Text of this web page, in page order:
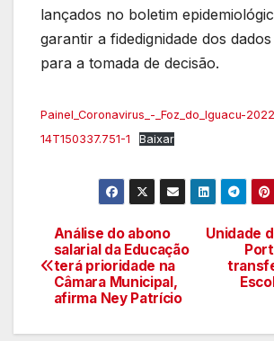
lançados no boletim
garantir a fidedignidade dos
para a tomada de decisão.
Painel_Coronavirus_-_Foz_do_Iguacu-
14T150337.751-1
Baixar
Navegação
de
artigos
Unidade
Análise do abono
salarial da Educação
terá prioridade na
Câmara Municipal,
afirma Ney Patrício